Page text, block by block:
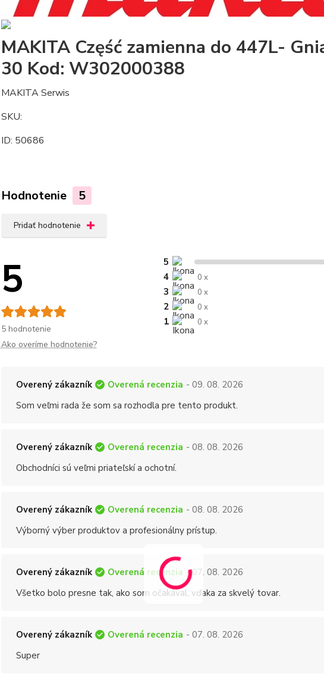
MAKITA Część zamienna do 447L-
30 Kod: W302000388
MAKITA Serwis
SKU:
ID: 50686
Hodnotenie 5
Pridať hodnotenie
5
5 hodnotenie
5
4 0 x
3 0 x
2 0 x
1 0 x
Ako overíme hodnotenie?
Overený zákazník Overená recenzia - 09. 08. 2026
Som veľmi rada že som sa rozhodla pre tento produkt.
Overený zákazník Overená recenzia - 08. 08. 2026
Obchodníci sú veľmi priateľskí a ochotní.
Overený zákazník Overená recenzia - 08. 08. 2026
Výborný výber produktov a profesionálny prístup.
Overený zákazník Overená recenzia - 07. 08. 2026
Všetko bolo presne tak, ako som očakával, vďaka za skvelý tovar.
Overený zákazník Overená recenzia - 07. 08. 2026
Super